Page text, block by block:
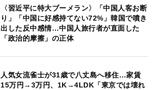
〈習近平に特大ブーメラン〉「中国人客お断
り」「中国に好感持てない72%」韓国で噴き
出した反中感情…中国人旅行者が直面した
「政治的摩擦」の正体
人気女流雀士が31歳で八丈島へ移住…家賃
15万円→3万円、1K→4LDK「東京では壊れ